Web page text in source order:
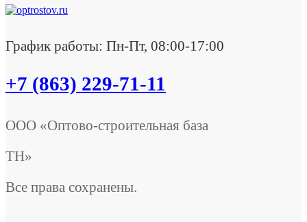
График работы: Пн-Пт, 08:00-17:00
+7 (863) 229-71-11
ООО «Оптово-строительная база
ТН»
Все права сохранены.